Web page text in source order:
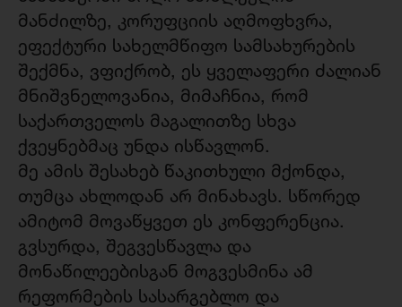
მანძილზე, კორუფციის აღმოფხვრა,
ეფექტური სახელმწიფო სამსახურების
შექმნა, ვფიქრობ, ეს ყველაფერი ძალიან
მნიშვნელოვანია, მიმაჩნია, რომ
საქართველოს მაგალითზე სხვა
ქვეყნებმაც უნდა ისწავლონ.
მე ამის შესახებ წაკითხული მქონდა,
თუმცა ახლოდან არ მინახავს. სწორედ
ამიტომ მოვაწყვეთ ეს კონფერენცია.
გვსურდა, შეგვესწავლა და
მონაწილეებისგან მოგვესმინა ამ
რეფორმების სასარგებლო და